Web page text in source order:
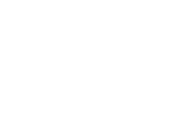
votre sommeil, ce que
dire, et une ou deux pistes